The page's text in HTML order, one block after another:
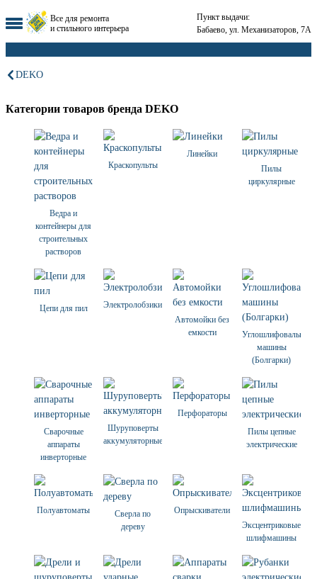
Все для ремонта
и стильного интерьера
Пункт выдачи:
Бабаево, ул. Механизаторов, 7А
DEKO
Категории товаров бренда DEKO
Ведра и
контейнеры для
строительных
растворов
Краскопульты
Линейки
Пилы
циркулярные
Цепи для пил
Электролобзики
Автомойки без
емкости
Углошлифовальные
машины
(Болгарки)
Сварочные
аппараты
инверторные
Шуруповерты
аккумуляторные
Перфораторы
Пилы цепные
электрические
Полуавтоматы
Сверла по
дереву
Опрыскиватели
Эксцентриковые
шлифмашины